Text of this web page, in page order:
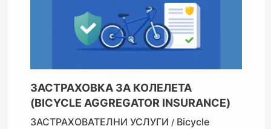
ЗАСТРАХОВКА ЗА КОЛЕЛЕТА
(BICYCLE AGGREGATOR INSURANCE)
ЗАСТРАХОВАТЕЛНИ УСЛУГИ / Bicycle